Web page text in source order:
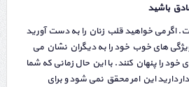
می خواهید قلب زنان را به دست آورید
ویژگی های خوب خود را به دیگران نشان می
را پنهان کنند. با این حال زمانی که شما
دارید این امر محقق نمی شود و برای